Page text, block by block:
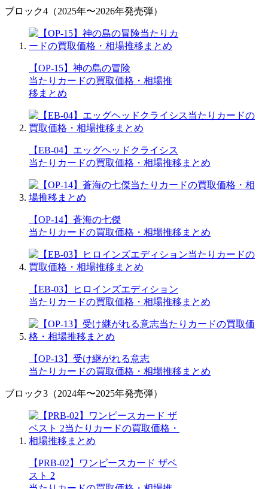
ブロック4（2025年〜2026年発売弾）
【OP-15】神の島の冒険
当たりカードの買取価格・相場推
移まとめ
【EB-04】エッグヘッドクライシス
当たりカードの買取価格・相場推移まとめ
【OP-14】蒼海の七傑
当たりカードの買取価格・相場推移まとめ
【EB-03】ヒロインズエディション
当たりカードの買取価格・相場推移まとめ
【OP-13】受け継がれる意志
当たりカードの買取価格・相場推移まとめ
ブロック3（2024年〜2025年発売弾）
【PRB-02】ワンピースカード ザベ
スト 2